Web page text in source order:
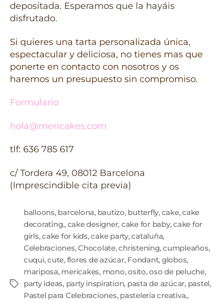
depositada. Esperamos que la hayáis
disfrutado.
Si quieres una tarta personalizada única,
espectacular y deliciosa, no tienes mas que
ponerte en contacto con nosotros y os
haremos un presupuesto sin compromiso.
Formulario
hola@mericakes.com
tlf: 636 785 617
c/ Tordera 49, 08012 Barcelona
(Imprescindible cita previa)
balloons, barcelona, bautizo, butterfly, cake,cake
decorating., cake designer, cake for baby,cake for
girls,cake for kids,cake party,cataluña,
Celebraciones,Chocolate,christening,cumpleaños,
cuqui,cute, flores de azúcar, Fondant, globos,
mariposa, mericakes, mono,osito,oso de peluche,
party ideas, party inspiration, pasta de azúcar, pastel,
Pastel para Celebraciones, pastelería creativa.,